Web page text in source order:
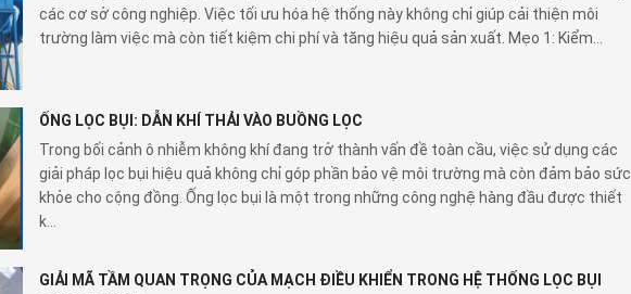
các cơ sở công nghiệp. Việc tối ưu hóa hệ thống này không chỉ giúp cải thiện môi
trường làm việc mà còn tiết kiệm chi phí và tăng hiệu quả sản xuất. Mẹo 1: Kiểm...
ỐNG LỌC BỤI: DẪN KHÍ THẢI VÀO BUỒNG LỌC
Trong bối cảnh ô nhiễm không khí đang trở thành vấn đề toàn cầu, việc sử dụng các
giải pháp lọc bụi hiệu quả không chỉ góp phần bảo vệ môi trường mà còn đảm bảo sức
khỏe cho cộng đồng. Ống lọc bụi là một trong những công nghệ hàng đầu được thiết
k...
GIẢI MÃ TẦM QUAN TRỌNG CỦA MẠCH ĐIỀU KHIỂN TRONG HỆ THỐNG LỌC BỤI